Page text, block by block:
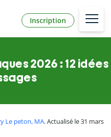
Inscription
2026 : 12 idées
Le peton, MA. Actualisé le 31 mars